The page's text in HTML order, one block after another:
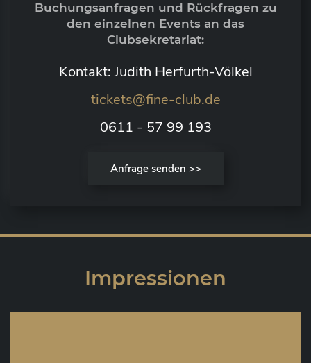
Buchungsanfragen und Rückfragen zu
den einzelnen Events an das
Clubsekretariat:
Kontakt: Judith Herfurth-Völkel
tickets@fine-club.de
0611 - 57 99 193
Anfrage senden >>
Impressionen